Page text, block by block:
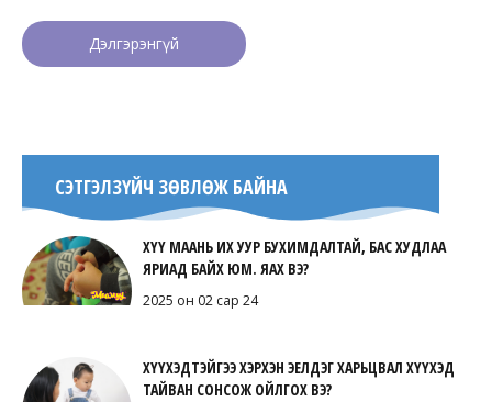
Дэлгэрэнгүй
СЭТГЭЛЗҮЙЧ ЗӨВЛӨЖ БАЙНА
ХҮҮ МААНЬ ИХ УУР БУХИМДАЛТАЙ, БАС ХУДЛАА
ЯРИАД БАЙХ ЮМ. ЯАХ ВЭ?
2025 он 02 сар 24
ХҮҮХЭДТЭЙГЭЭ ХЭРХЭН ЭЕЛДЭГ ХАРЬЦВАЛ ХҮҮХЭД
ТАЙВАН СОНСОЖ ОЙЛГОХ ВЭ?